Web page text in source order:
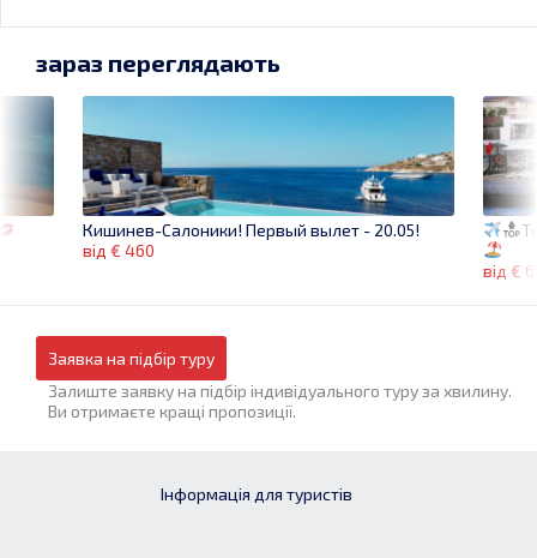
від €
зараз переглядають
Кишинев-Салоники! Первый вылет - 20.05!
від € 460
Заявка на підбір туру
Залиште заявку на підбір індивідуального туру за хвилину.
Ви отримаєте кращі пропозиції.
Інформація для туристів